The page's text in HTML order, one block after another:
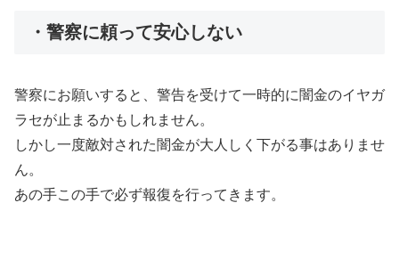
・警察に頼って安心しない
警察にお願いすると、警告を受けて一時的に闇金のイヤガ
ラセが止まるかもしれません。
しかし一度敵対された闇金が大人しく下がる事はありませ
ん。
あの手この手で必ず報復を行ってきます。